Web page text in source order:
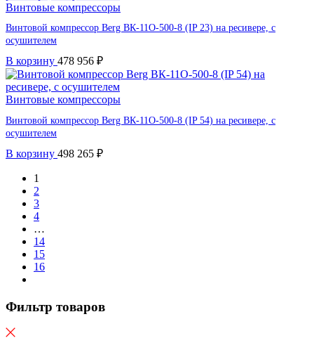
Винтовые компрессоры
Винтовой компрессор Berg ВК-11О-500-8 (IP 23) на ресивере, с
осушителем
В корзину 478 956 ₽
Винтовые компрессоры
Винтовой компрессор Berg ВК-11О-500-8 (IP 54) на ресивере, с
осушителем
В корзину 498 265 ₽
1
2
3
4
…
14
15
16
Фильтр товаров